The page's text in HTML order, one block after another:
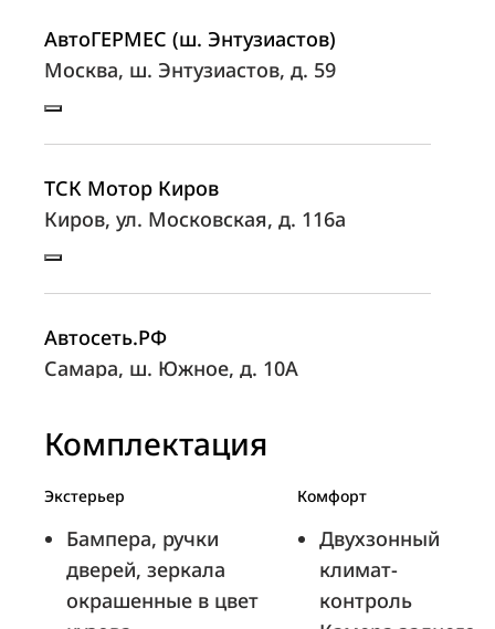
АвтоГЕРМЕС (ш. Энтузиастов)
Москва, ш. Энтузиастов, д. 59
ТСК Мотор Киров
Киров, ул. Московская, д. 116а
Автосеть.РФ
Самара, ш. Южное, д. 10А
Бета Север
Комплектация
Экстерьер
Бампера, ручки
дверей, зеркала
окрашенные в цвет
Комфорт
Двухзонный
климат-
контроль